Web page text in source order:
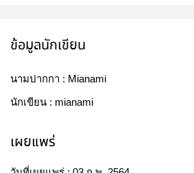
ข้อมูลนักเขียน
นามปากกา : Mianami
นักเขียน : mianami
เผยแพร่